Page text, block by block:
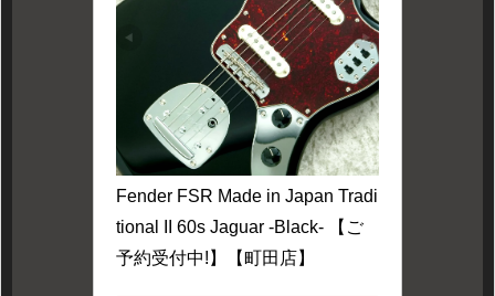
Fender FSR Made in Japan Tradi
tional II 60s Jaguar -Black- 【ご
予約受付中!】【町田店】